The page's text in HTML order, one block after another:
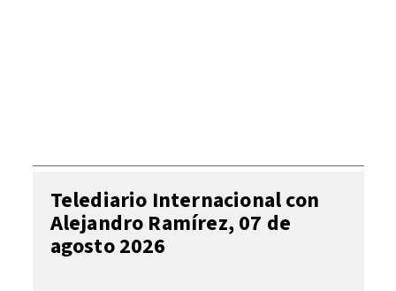
Telediario Internacional con
Alejandro Ramírez, 07 de
agosto 2026